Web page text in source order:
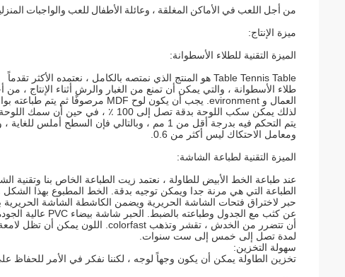
من أجل اللعب في الأماكن المغلقة ، وعائلة الأطفال للعب والواجبات
ميزة الإنتاج:
الميزة التقنية للطلاء الأسطوانة:
Table Tennis Table هو المنتج الذي نمتصه بالكامل ، نعتمده الأكثر تقدماً
طلاء الأسطوانة ، والتي يمكن أن تمنع من الغبار والرش أثناء الإنتاج ، من
العمال و evironment. يجب أن يكون لوح MDF مرصوفًا ثم يتم طباعته بواسطة طلاء الأسطوانة.
لذلك يمكن سكب اللوحة بدقة تصل إلى 100 ٪ ، في حين أن سمك اللوحة يمكن أن يكون
يتم التحكم فيه بدرجة أقل من 1 مم ، وبالتالي فإن السطح أملس للغاية ، والذي يقل لمعانه عن 8 درجات.
ومعامل الاحتكاك ليس أكثر من 0.6.
الميزة التقنية لطباعة الشاشة:
عند طباعة الخط الأبيض للطاولة ، نعتمد زيت الطباعة الخاص بنا وتقنية
الطباعة التي هي مرنة جدا ويمكن توجيه بدقة. الخط المطبوع بهذا الشكل
حبر لاختراق فتحات الشاشة الحريرية ويضمن الكاشطة الشاشة الحريرية
عن كثب مع الجدول وطباعته بالضبط. الحبر شاشة بيضاء PVC عالية الجودة المستخدمة ليست سهلة
أن تتضرر من الخدش ، تقشر وتذهب colorfast. اللون يمكن أن تظل لامعة ورائعة
لمدة تصل إلى خمس إلى ست سنوات.
سهولة التخزين:
تخزين الطاولة يمكن أن يكون وجهاً لوجه ، لكننا نفكر في الأمر للحفاظ